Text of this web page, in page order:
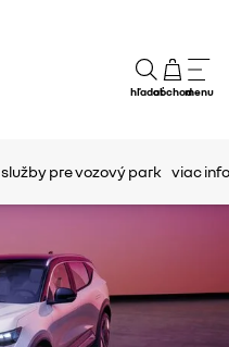
hľadaťobchodmenu
služby pre vozový park viac